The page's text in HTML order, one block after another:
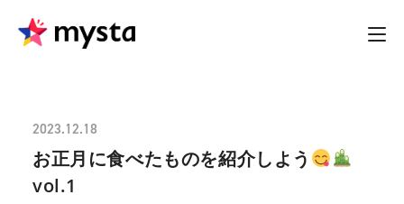
2023.12.18
お正月に食べたものを紹介しよう
vol.1